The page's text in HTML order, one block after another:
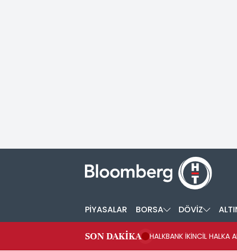
PİYASALAR BORSA DÖVİZ
SON DAKİKA
HALKBANK İKİNCİL HALKA